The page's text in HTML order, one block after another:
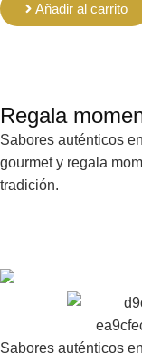
Añadir al carrito
Regala
Sabores auténticos
gourmet y regala
tradición.
Sabores auténticos